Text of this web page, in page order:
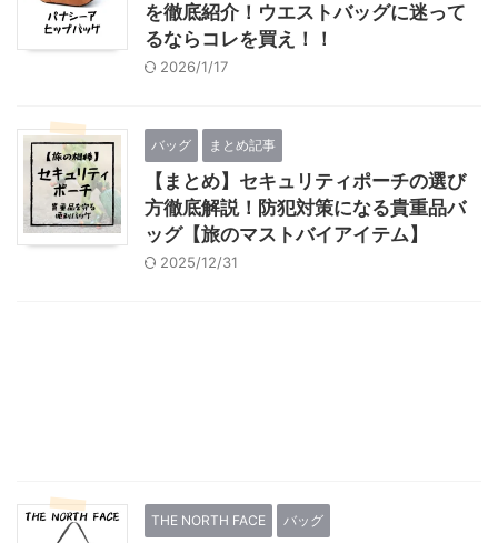
を徹底紹介！ウエストバッグに迷って
るならコレを買え！！
2026/1/17
バッグ まとめ記事
【まとめ】セキュリティポーチの選び
方徹底解説！防犯対策になる貴重品バ
ッグ【旅のマストバイアイテム】
2025/12/31
THE NORTH FACE バッグ